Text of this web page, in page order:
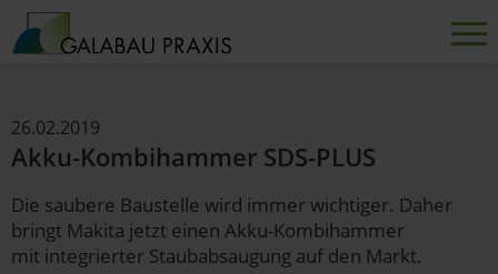
26.02.2019
Akku-Kombihammer SDS-PLUS
Die saubere Baustelle wird immer wichtiger. Daher
bringt Makita jetzt einen Akku-Kombihammer
mit integrierter Staubabsaugung auf den Markt.